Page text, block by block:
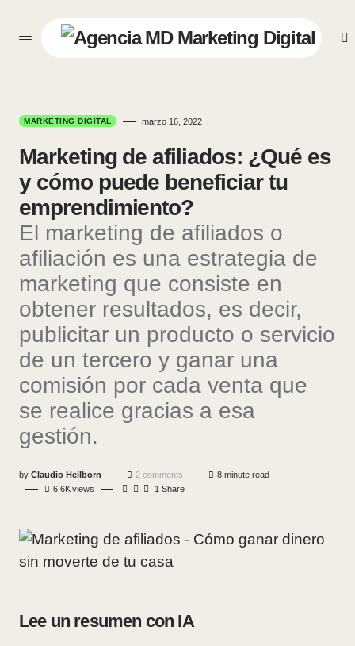
MARKETING DIGITAL marzo 16, 2022
Marketing de afiliados: ¿Qué es
y cómo puede beneficiar tu
emprendimiento?
El marketing de afiliados o
afiliación es una estrategia de
marketing que consiste en
obtener resultados, es decir,
publicitar un producto o servicio
de un tercero y ganar una
comisión por cada venta que
se realice gracias a esa
gestión.
by Claudio Heilborn 2 comments
8 minute read
6,6Kviews 1 Share
Lee un resumen con IA